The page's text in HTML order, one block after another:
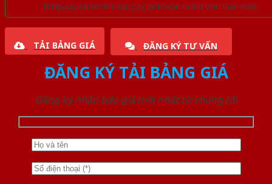
Nhiều ưu đãi lớn khi đăng ký tài khoản thành viên thân thiết
TẢI BẢNG GIÁ ĐĂNG KÝ TƯ VẤN
ĐĂNG KÝ TẢI BẢNG GIÁ
Đăng ký nhận báo giá mới nhất từ chúng tôi